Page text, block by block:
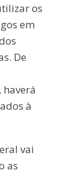
os
em
De
à
vai
as